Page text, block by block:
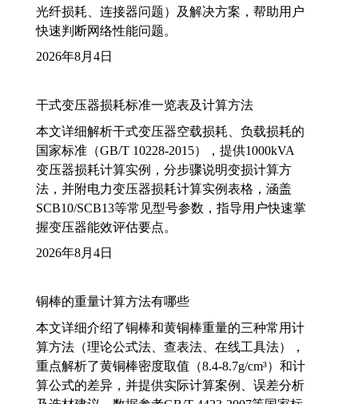
光纤损耗、连接器问题）及解决方案，帮助用户
快速判断网络性能问题。
2026年8月4日
干式变压器损耗标准一览表及计算方法
本文详细解析干式变压器空载损耗、负载损耗的
国家标准（GB/T 10228-2015），提供1000kVA
变压器损耗计算实例，分步骤说明变损计算方
法，并附电力变压器损耗计算实例表格，涵盖
SCB10/SCB13等常见型号参数，指导用户快速掌
握变压器能效评估要点。
2026年8月4日
铜棒的重量计算方法有哪些
本文详细介绍了铜棒和黄铜棒重量的三种常用计
算方法（理论公式法、查表法、在线工具法），
重点解析了黄铜棒密度取值（8.4-8.7g/cm³）和计
算公式的差异，并提供实际计算案例、误差分析